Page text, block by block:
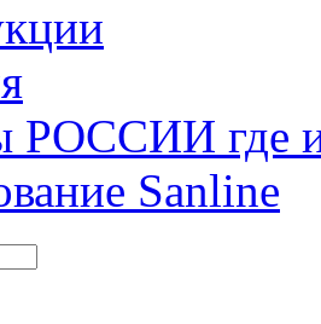
РОССИИ где
Sanline